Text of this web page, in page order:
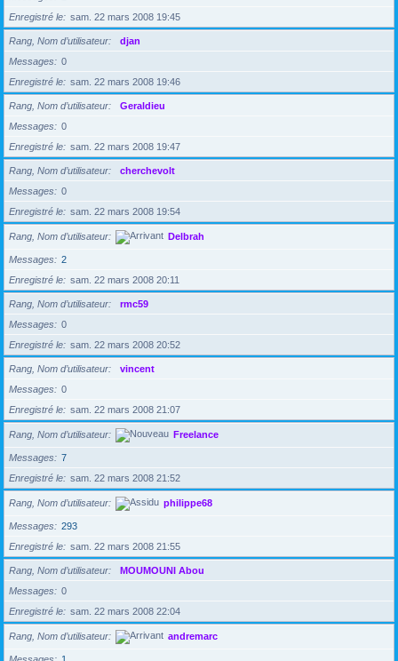
Enregistré le
sam. 22 mars 2008 19:45
Rang, Nom d’utilisateur
djan
Messages
0
Enregistré le
sam. 22 mars 2008 19:46
Rang, Nom d’utilisateur
Geraldieu
Messages
0
Enregistré le
sam. 22 mars 2008 19:47
Rang, Nom d’utilisateur
cherchevolt
Messages
0
Enregistré le
sam. 22 mars 2008 19:54
Rang, Nom d’utilisateur Delbrah
Messages
2
Enregistré le
sam. 22 mars 2008 20:11
Rang, Nom d’utilisateur
rmc59
Messages
0
Enregistré le
sam. 22 mars 2008 20:52
Rang, Nom d’utilisateur
vincent
Messages
0
Enregistré le
sam. 22 mars 2008 21:07
Rang, Nom d’utilisateur Freelance
Messages
7
Enregistré le
sam. 22 mars 2008 21:52
Rang, Nom d’utilisateur philippe68
Messages
293
Enregistré le
sam. 22 mars 2008 21:55
Rang, Nom d’utilisateur
MOUMOUNI Abou
Messages
0
Enregistré le
sam. 22 mars 2008 22:04
Rang, Nom d’utilisateur andremarc